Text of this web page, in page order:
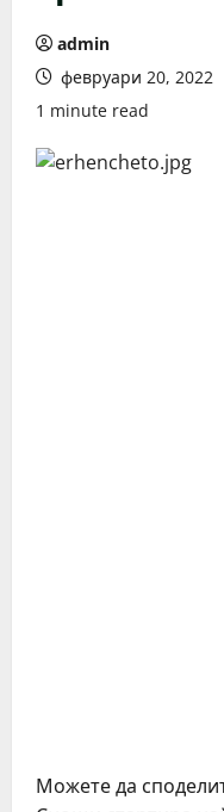
admin
февруари 20, 2022
1 minute read
Можете да